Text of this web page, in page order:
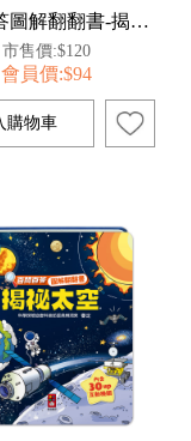
百問百答圖解翻翻書-揭祕身體
市售價:$120
會員價:$94